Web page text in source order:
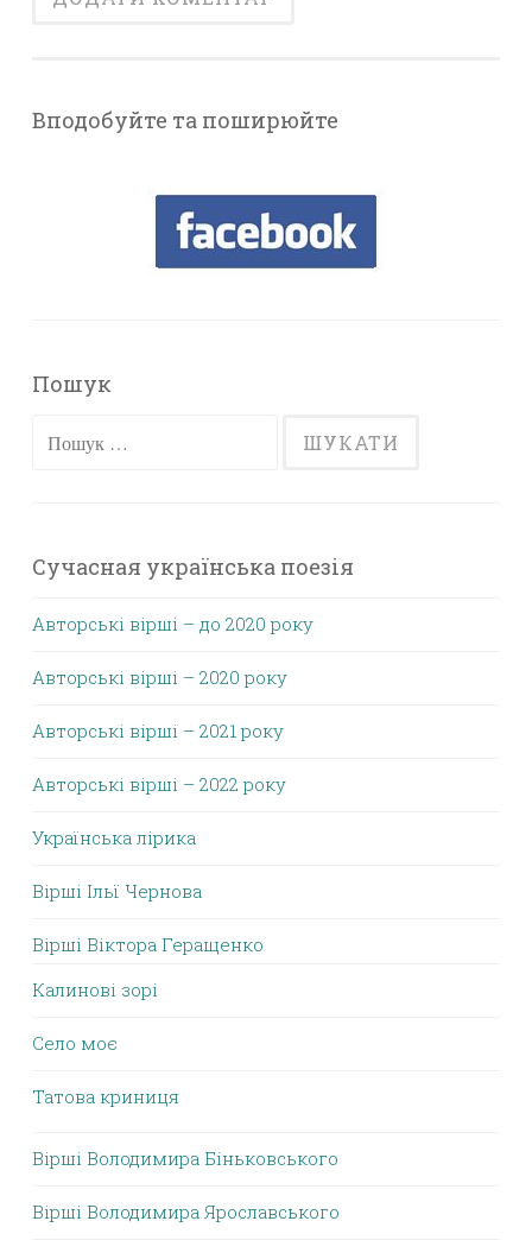
Вподобуйте та поширюйте
Пошук
Пошук:
Сучасная українська поезія
Авторські вірші – до 2020 року
Авторські вірші – 2020 року
Авторські вірші – 2021 року
Авторські вірші – 2022 року
Українська лірика
Вірші Ільї Чернова
Вірші Віктора Геращенко
Калинові зорі
Село моє
Татова криниця
Вірші Володимира Біньковського
Вірші Володимира Ярославського